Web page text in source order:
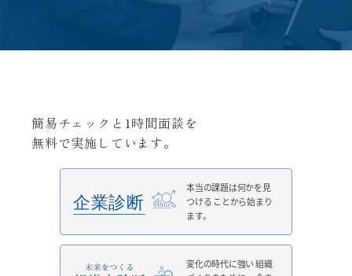
簡易チェックと1時間面談を
無料で実施しています。
本当の課題は何かを見
つける ことから始まり
ます。
変化の時代に強い組織